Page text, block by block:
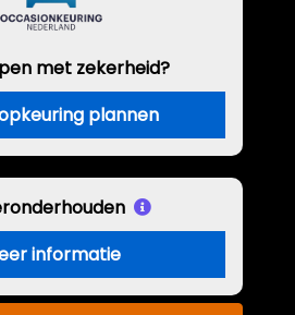
met zekerheid?
plannen
informatie